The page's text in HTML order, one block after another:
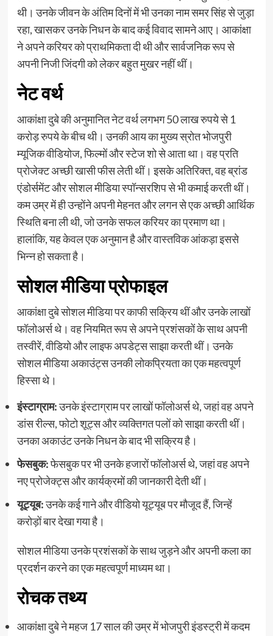
थी। उनके जीवन के अंतिम दिनों में भी उनका नाम समर सिंह से जुड़ा
रहा, खासकर उनके निधन के बाद कई विवाद सामने आए। आकांक्षा
ने अपने करियर को प्राथमिकता दी थी और सार्वजनिक रूप से
अपनी निजी जिंदगी को लेकर बहुत मुखर नहीं थीं।
नेट वर्थ
आकांक्षा दुबे की अनुमानित नेट वर्थ लगभग 50 लाख रुपये से 1
करोड़ रुपये के बीच थी। उनकी आय का मुख्य स्रोत भोजपुरी
म्यूजिक वीडियोज, फिल्मों और स्टेज शो से आता था। वह प्रति
प्रोजेक्ट अच्छी खासी फीस लेती थीं। इसके अतिरिक्त, वह ब्रांड
एंडोर्समेंट और सोशल मीडिया स्पॉन्सरशिप से भी कमाई करती थीं।
कम उम्र में ही उन्होंने अपनी मेहनत और लगन से एक अच्छी आर्थिक
स्थिति बना ली थी, जो उनके सफल करियर का प्रमाण था।
हालांकि, यह केवल एक अनुमान है और वास्तविक आंकड़ा इससे
भिन्न हो सकता है।
सोशल मीडिया प्रोफाइल
आकांक्षा दुबे सोशल मीडिया पर काफी सक्रिय थीं और उनके लाखों
फॉलोअर्स थे। वह नियमित रूप से अपने प्रशंसकों के साथ अपनी
तस्वीरें, वीडियो और लाइफ अपडेट्स साझा करती थीं। उनके
सोशल मीडिया अकाउंट्स उनकी लोकप्रियता का एक महत्वपूर्ण
हिस्सा थे।
इंस्टाग्राम:उनके इंस्टाग्राम पर लाखों फॉलोअर्स थे, जहां वह अपने
डांस रील्स, फोटो शूट्स और व्यक्तिगत पलों को साझा करती थीं।
उनका अकाउंट उनके निधन के बाद भी सक्रिय है।
फेसबुक:फेसबुक पर भी उनके हजारों फॉलोअर्स थे, जहां वह अपने
नए प्रोजेक्ट्स और कार्यक्रमों की जानकारी देती थीं।
यूट्यूब:उनके कई गाने और वीडियो यूट्यूब पर मौजूद हैं, जिन्हें
करोड़ों बार देखा गया है।
सोशल मीडिया उनके प्रशंसकों के साथ जुड़ने और अपनी कला का
प्रदर्शन करने का एक महत्वपूर्ण माध्यम था।
रोचक तथ्य
आकांक्षा दुबे ने महज 17 साल की उम्र में भोजपुरी इंडस्ट्री में कदम